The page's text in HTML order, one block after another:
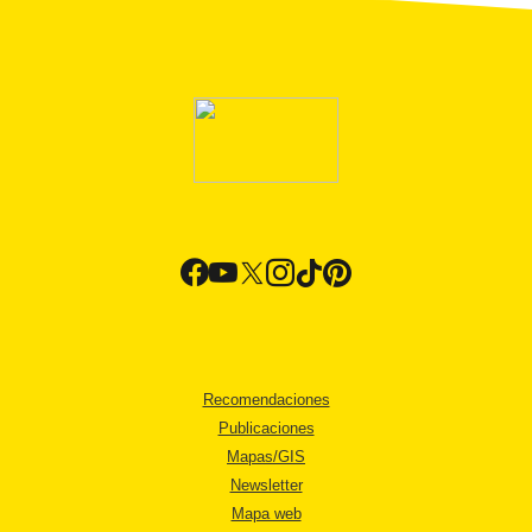
Recomendaciones
Publicaciones
Mapas/GIS
Newsletter
Mapa web